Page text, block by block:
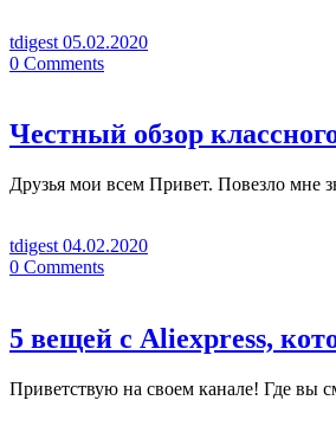
tdigest 05.02.2020
0 Comments
Честный обзор
Друзья мои всем Привет. Повезло мне
tdigest 04.02.2020
0 Comments
5 вещей с Aliexpress,
Приветствую на своем канале! Где вы